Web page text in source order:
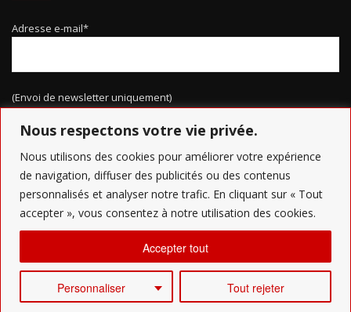
Nous respectons votre vie privée.
Nous utilisons des cookies pour améliorer votre expérience
de navigation, diffuser des publicités ou des contenus
personnalisés et analyser notre trafic. En cliquant sur « Tout
accepter », vous consentez à notre utilisation des cookies.
Personnaliser Tout rejeter
Accepter tout
Adresse e-mail*
(Envoi de newsletter uniquement)